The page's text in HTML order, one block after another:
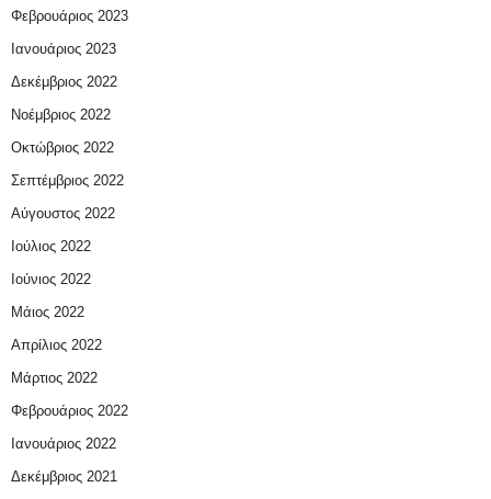
Φεβρουάριος 2023
Ιανουάριος 2023
Δεκέμβριος 2022
Νοέμβριος 2022
Οκτώβριος 2022
Σεπτέμβριος 2022
Αύγουστος 2022
Ιούλιος 2022
Ιούνιος 2022
Μάιος 2022
Απρίλιος 2022
Μάρτιος 2022
Φεβρουάριος 2022
Ιανουάριος 2022
Δεκέμβριος 2021